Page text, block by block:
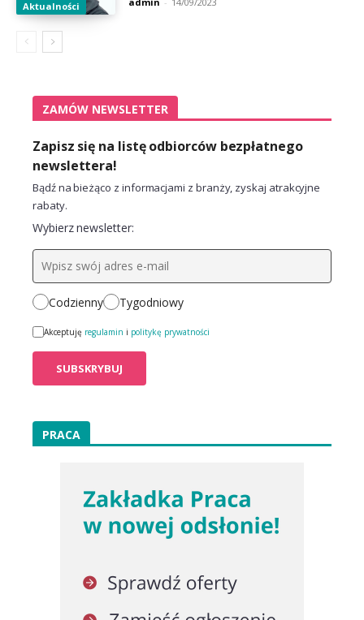
Aktualności
ZAMÓW NEWSLETTER
Zapisz się na listę odbiorców bezpłatnego
newslettera!
Bądź na bieżąco z informacjami z branży, zyskaj atrakcyjne
rabaty.
Wybierz newsletter:
Codzienny Tygodniowy
Akceptuję regulamin i politykę prywatności
PRACA